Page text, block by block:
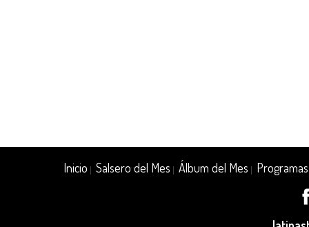
Inicio |Salsero del Mes |Álbum del Mes Programas